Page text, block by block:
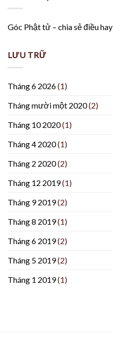
Góc Phật tử – chia sẻ điều hay
LƯU TRỮ
Tháng 6 2026(1)
Tháng mười một 2020(2)
Tháng 10 2020(1)
Tháng 4 2020(1)
Tháng 2 2020(2)
Tháng 12 2019(1)
Tháng 9 2019(2)
Tháng 8 2019(1)
Tháng 6 2019(2)
Tháng 5 2019(2)
Tháng 1 2019(1)